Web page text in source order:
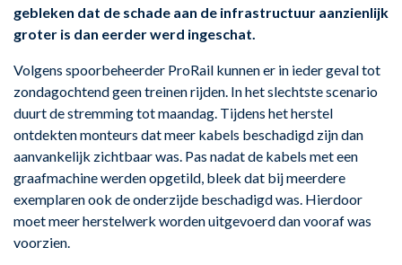
gebleken dat de schade aan de infrastructuur aanzienlijk
groter is dan eerder werd ingeschat.
Volgens spoorbeheerder ProRail kunnen er in ieder geval tot
zondagochtend geen treinen rijden. In het slechtste scenario
duurt de stremming tot maandag. Tijdens het herstel
ontdekten monteurs dat meer kabels beschadigd zijn dan
aanvankelijk zichtbaar was. Pas nadat de kabels met een
graafmachine werden opgetild, bleek dat bij meerdere
exemplaren ook de onderzijde beschadigd was. Hierdoor
moet meer herstelwerk worden uitgevoerd dan vooraf was
voorzien.